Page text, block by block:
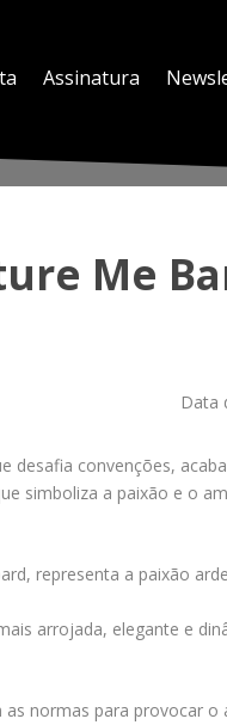
Assinatura
Me
Data
desafia convenções,
simboliza a paixão e o
representa a paixão
arrojada, elegante e
normas para provocar